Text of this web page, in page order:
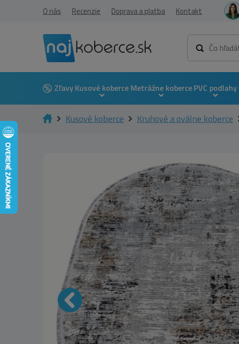
O nás Recenzie Doprava a platba Kontakt
ZľavyKusové koberce Metrážne kobercePVC podlahy
Kusové koberce Kruhové a oválne koberce